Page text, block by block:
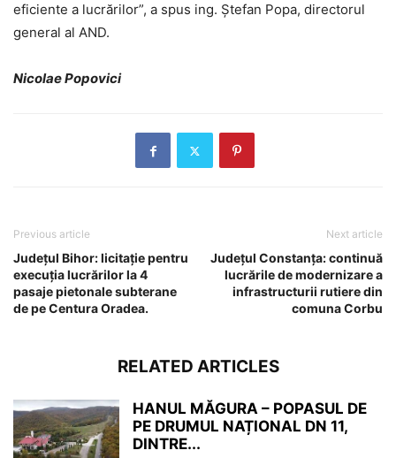
eficiente a lucrărilor”, a spus ing. Ștefan Popa, directorul
general al AND.
Nicolae Popovici
Previous article
Județul Bihor: licitație pentru
execuția lucrărilor la 4
pasaje pietonale subterane
de pe Centura Oradea.
Next article
Județul Constanța: continuă
lucrările de modernizare a
infrastructurii rutiere din
comuna Corbu
RELATED ARTICLES
HANUL MĂGURA – POPASUL DE
PE DRUMUL NAȚIONAL DN 11,
DINTRE...